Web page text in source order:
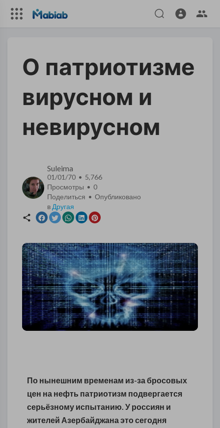
О патриотизме
вирусном и
невирусном
Suleima
01/01/70 • 5,766
Просмотры • 0
Поделиться • Опубликовано
в Другая
По нынешним временам из-за бросовых
цен на нефть патриотизм подвергается
серьёзному испытанию. У россиян и
жителей Азербайджана это сегодня